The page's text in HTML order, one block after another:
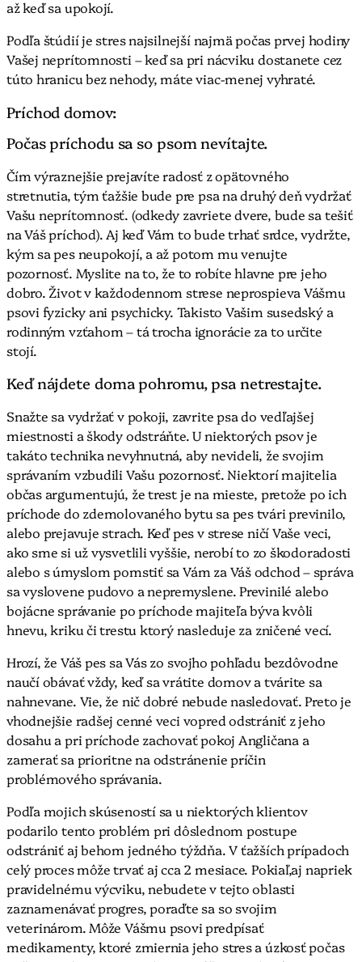
až keď sa upokojí.
Podľa štúdií je stres najsilnejší najmä počas prvej hodiny
Vašej neprítomnosti – keď sa pri nácviku dostanete cez
túto hranicu bez nehody, máte viac-menej vyhraté.
Príchod domov:
Počas príchodu sa so psom nevítajte.
Čím výraznejšie prejavíte radosť z opätovného
stretnutia, tým ťažšie bude pre psa na druhý deň vydržať
Vašu neprítomnosť. (odkedy zavriete dvere, bude sa tešiť
na Váš príchod). Aj keď Vám to bude trhať srdce, vydržte,
kým sa pes neupokojí, a až potom mu venujte
pozornosť. Myslite na to, že to robíte hlavne pre jeho
dobro. Život v každodennom strese neprospieva Vášmu
psovi fyzicky ani psychicky. Takisto Vašim susedský a
rodinným vzťahom – tá trocha ignorácie za to určite
stojí.
Keď nájdete doma pohromu, psa netrestajte.
Snažte sa vydržať v pokoji, zavrite psa do vedľajšej
miestnosti a škody odstráňte. U niektorých psov je
takáto technika nevyhnutná, aby nevideli, že svojim
správaním vzbudili Vašu pozornosť. Niektorí majitelia
občas argumentujú, že trest je na mieste, pretože po ich
príchode do zdemolovaného bytu sa pes tvári previnilo,
alebo prejavuje strach. Keď pes v strese ničí Vaše veci,
ako sme si už vysvetlili vyššie, nerobí to zo škodoradosti
alebo s úmyslom pomstiť sa Vám za Váš odchod – správa
sa vyslovene pudovo a nepremyslene. Previnilé alebo
bojácne správanie po príchode majiteľa býva kvôli
hnevu, kriku či trestu ktorý nasleduje za zničené vecí.
Hrozí, že Váš pes sa Vás zo svojho pohľadu bezdôvodne
naučí obávať vždy, keď sa vrátite domov a tvárite sa
nahnevane. Vie, že nič dobré nebude nasledovať. Preto je
vhodnejšie radšej cenné veci vopred odstrániť z jeho
dosahu a pri príchode zachovať pokoj Angličana a
zamerať sa prioritne na odstránenie príčin
problémového správania.
Podľa mojich skúseností sa u niektorých klientov
podarilo tento problém pri dôslednom postupe
odstrániť aj behom jedného týždňa. V ťažších prípadoch
celý proces môže trvať aj cca 2 mesiace. Pokiaľ,aj napriek
pravidelnému výcviku, nebudete v tejto oblasti
zaznamenávať progres, poraďte sa so svojim
veterinárom. Môže Vášmu psovi predpísať
medikamenty, ktoré zmiernia jeho stres a úzkosť počas